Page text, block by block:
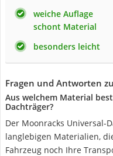
weiche Auflage
schont Material
besonders leicht
Fragen und Antworten
Aus welchem Material
Dachträger?
Der Moonracks Universal-
langlebigen Materialien,
Fahrzeug noch Ihre